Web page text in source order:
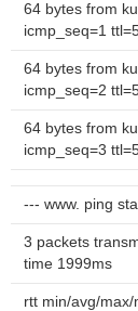
64 bytes from
icmp_seq=1
64 bytes from
icmp_seq=2
64 bytes from
icmp_seq=3
--- www. ping
3 packets
time 1999ms
rtt min/avg/max/